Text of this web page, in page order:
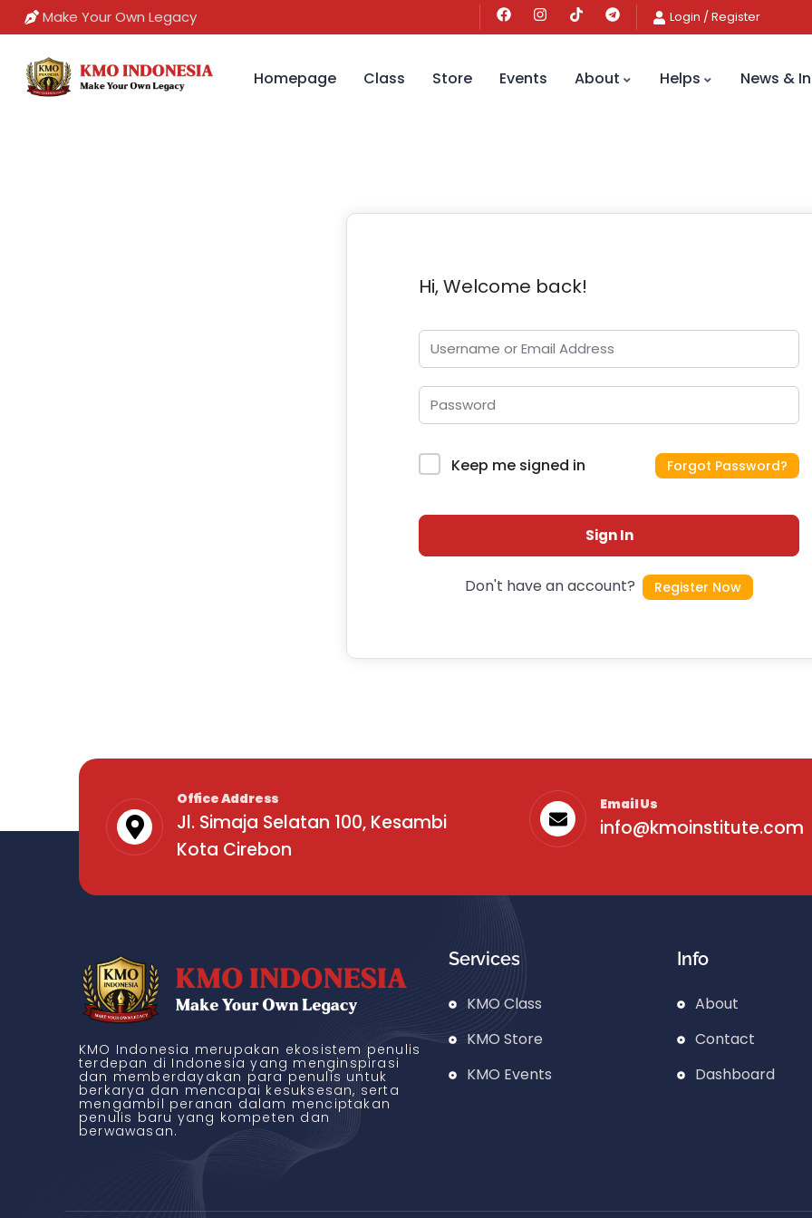
Make Your Own Legacy Login /Register
Homepage Class Store Events About Helps News &
Hi, Welcome back!
Keep me signed in Forgot Password?
Sign In
Don't have an account? Register Now
Office Address
Jl. Simaja Selatan 100, Kesambi
Kota Cirebon
Email Us
info@kmoinstitute.com
KMO Indonesia merupakan ekosistem penulis
terdepan di Indonesia yang menginspirasi
dan memberdayakan para penulis untuk
berkarya dan mencapai kesuksesan, serta
mengambil peranan dalam menciptakan
penulis baru yang kompeten dan
berwawasan.
Services
KMO Class
KMO Store
KMO Events
Info
About
Contact
Dashboard